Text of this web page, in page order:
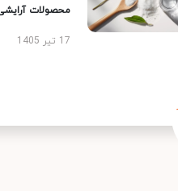
محصولات آرایشی
17 تیر 1405